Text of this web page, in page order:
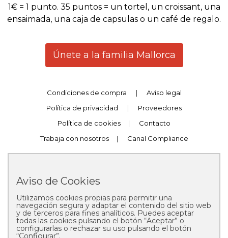
1€ = 1 punto. 35 puntos = un tortel, un croissant, una
ensaimada, una caja de capsulas o un café de regalo.
Únete a la familia Mallorca
Condiciones de compra |
Aviso legal
Política de privacidad
|
Proveedores
Política de cookies
|
Contacto
Trabaja con nosotros
| Canal Compliance
Copyright © 2025 Pastelería Mallorca
Aviso de Cookies
Utilizamos cookies propias para permitir una
navegación segura y adaptar el contenido del sitio web
y de terceros para fines analíticos. Puedes aceptar
todas las cookies pulsando el botón “Aceptar” o
configurarlas o rechazar su uso pulsando el botón
“Configurar”.